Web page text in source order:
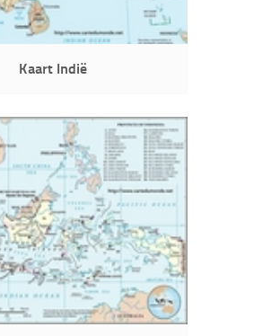
Kaart Indië